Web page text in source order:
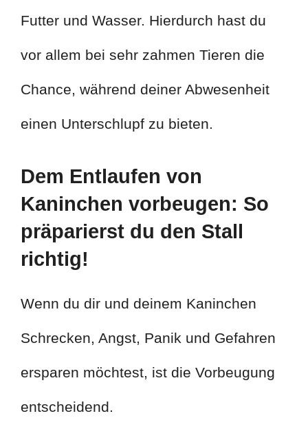
Futter und Wasser. Hierdurch hast du
vor allem bei sehr zahmen Tieren die
Chance, während deiner Abwesenheit
einen Unterschlupf zu bieten.
Dem Entlaufen von
Kaninchen vorbeugen: So
präparierst du den Stall
richtig!
Wenn du dir und deinem Kaninchen
Schrecken, Angst, Panik und Gefahren
ersparen möchtest, ist die Vorbeugung
entscheidend.